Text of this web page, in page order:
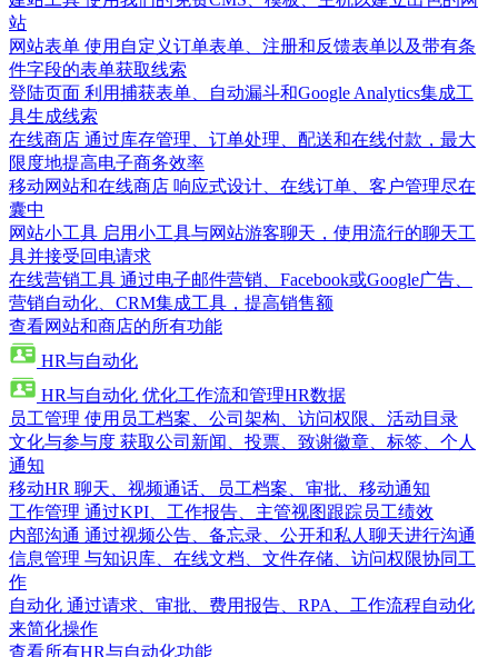
站
网站表单 使用自定义订单表单、注册和反馈表单以及带有条
件字段的表单获取线索
登陆页面 利用捕获表单、自动漏斗和Google Analytics集成工
具生成线索
在线商店 通过库存管理、订单处理、配送和在线付款，最大
限度地提高电子商务效率
移动网站和在线商店 响应式设计、在线订单、客户管理尽在
囊中
网站小工具 启用小工具与网站游客聊天，使用流行的聊天工
具并接受回电请求
在线营销工具 通过电子邮件营销、Facebook或Google广告、
营销自动化、CRM集成工具，提高销售额
查看网站和商店的所有功能
HR与自动化
HR与自动化 优化工作流和管理HR数据
员工管理 使用员工档案、公司架构、访问权限、活动目录
文化与参与度 获取公司新闻、投票、致谢徽章、标签、个人
通知
移动HR 聊天、视频通话、员工档案、审批、移动通知
工作管理 通过KPI、工作报告、主管视图跟踪员工绩效
内部沟通 通过视频公告、备忘录、公开和私人聊天进行沟通
信息管理 与知识库、在线文档、文件存储、访问权限协同工
作
自动化 通过请求、审批、费用报告、RPA、工作流程自动化
来简化操作
查看所有HR与自动化功能